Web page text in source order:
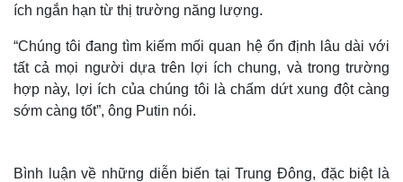
ích ngắn hạn từ thị trường năng lượng.
“Chúng tôi đang tìm kiếm mối quan hệ ổn định lâu dài với
tất cả mọi người dựa trên lợi ích chung, và trong trường
hợp này, lợi ích của chúng tôi là chấm dứt xung đột càng
sớm càng tốt”, ông Putin nói.
Bình luận về những diễn biến tại Trung Đông, đặc biệt là